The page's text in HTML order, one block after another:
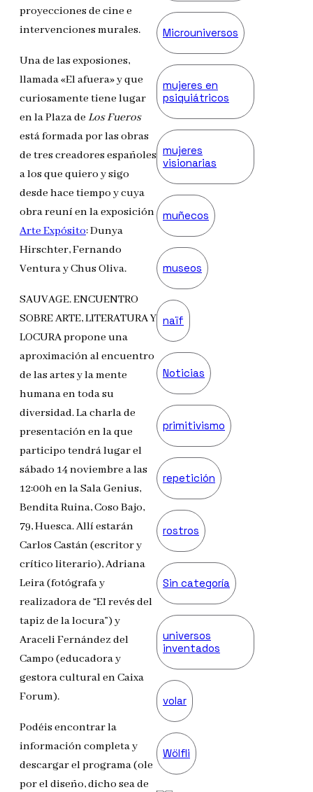
proyecciones de cine e
intervenciones murales.
Una de las exposiones,
llamada «El afuera» y que
curiosamente tiene lugar
en la Plaza de Los Fueros
está formada por las obras
de tres creadores españoles
a los que quiero y sigo
desde hace tiempo y cuya
obra reuní en la exposición
Arte Expósito: Dunya
Hirschter, Fernando
Ventura y Chus Oliva.
SAUVAGE. ENCUENTRO
SOBRE ARTE, LITERATURA Y
LOCURA propone una
aproximación al encuentro
de las artes y la mente
humana en toda su
diversidad. La charla de
presentación en la que
participo tendrá lugar el
sábado 14 noviembre a las
12:00h en la Sala Genius,
Bendita Ruina, Coso Bajo,
79, Huesca. Allí estarán
Carlos Castán (escritor y
crítico literario), Adriana
Leira (fotógrafa y
realizadora de “El revés del
tapiz de la locura”) y
Araceli Fernández del
Campo (educadora y
gestora cultural en Caixa
Forum).
Podéis encontrar la
información completa y
descargar el programa (ole
por el diseño, dicho sea de
Microuniversos
mujeres en
psiquiátricos
mujeres
visionarias
muñecos
museos
naïf
Noticias
primitivismo
repetición
rostros
Sin categoría
universos
inventados
volar
Wölfli